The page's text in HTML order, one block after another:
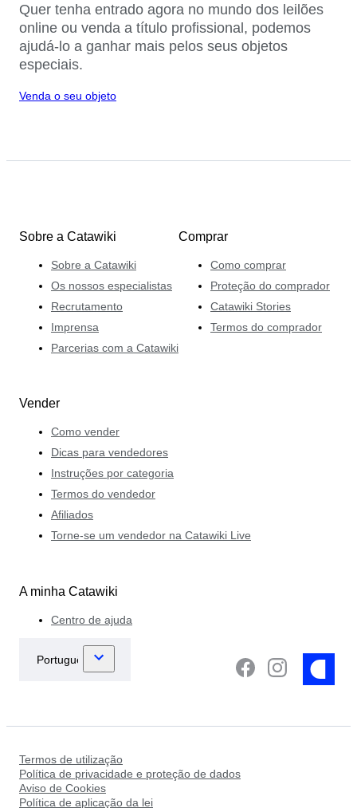
Quer tenha entrado agora no mundo dos leilões
online ou venda a título profissional, podemos
ajudá-lo a ganhar mais pelos seus objetos
especiais.
Venda o seu objeto
Sobre a Catawiki
Sobre a Catawiki
Os nossos especialistas
Recrutamento
Imprensa
Parcerias com a Catawiki
Comprar
Como comprar
Proteção do comprador
Catawiki Stories
Termos do comprador
Vender
Como vender
Dicas para vendedores
Instruções por categoria
Termos do vendedor
Afiliados
Torne-se um vendedor na Catawiki Live
A minha Catawiki
Centro de ajuda
Termos de utilização
Política de privacidade e proteção de dados
Aviso de Cookies
Política de aplicação da lei